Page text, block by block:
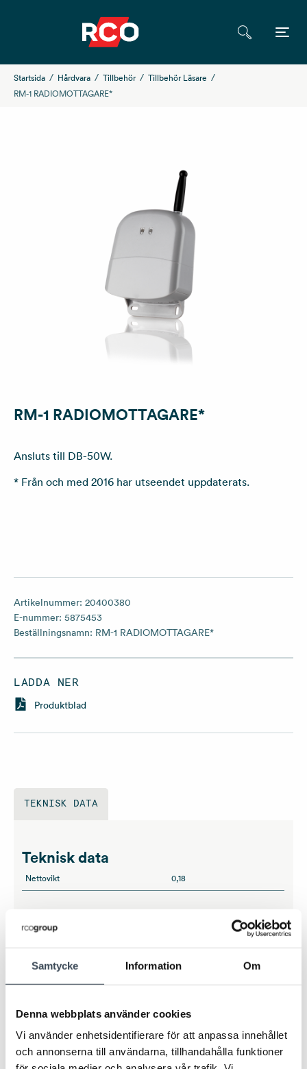
Samtycke Information Om
Denna webbplats använder cookies
Vi använder enhetsidentifierare för att anpassa innehållet
och annonserna till användarna, tillhandahålla funktioner
Startsida Hårdvara Tillbehör
Tillbehör Läsare
RM-1 RADIOMOTTAGARE*
RM-1 RADIOMOTTAGARE*
Ansluts till DB-50W.
* Från och med 2016 har utseendet uppdaterats.
Artikelnummer: 20400380
E-nummer: 5875453
Beställningsnamn: RM-1 RADIOMOTTAGARE*
LADDA NER
Produktblad
TEKNISK DATA
Teknisk data
Nettovikt 0,18
TILLBEHÖR